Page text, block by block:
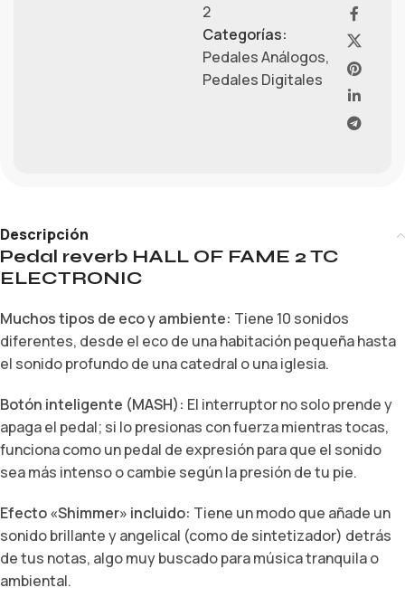
2
Categorías:
Pedales Análogos,
Pedales Digitales
Descripción
Pedal reverb HALL OF FAME 2 TC
ELECTRONIC
Muchos tipos de eco y ambiente: Tiene 10 sonidos
diferentes, desde el eco de una habitación pequeña hasta
el sonido profundo de una catedral o una iglesia.
Botón inteligente (MASH): El interruptor no solo prende y
apaga el pedal; si lo presionas con fuerza mientras tocas,
funciona como un pedal de expresión para que el sonido
sea más intenso o cambie según la presión de tu pie.
Efecto «Shimmer» incluido: Tiene un modo que añade un
sonido brillante y angelical (como de sintetizador) detrás
de tus notas, algo muy buscado para música tranquila o
ambiental.